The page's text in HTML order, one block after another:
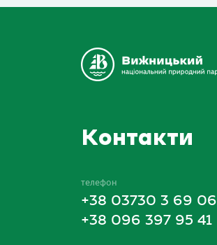
Контакти
телефон
+38 03730 3 69 06
+38 096 397 95 41